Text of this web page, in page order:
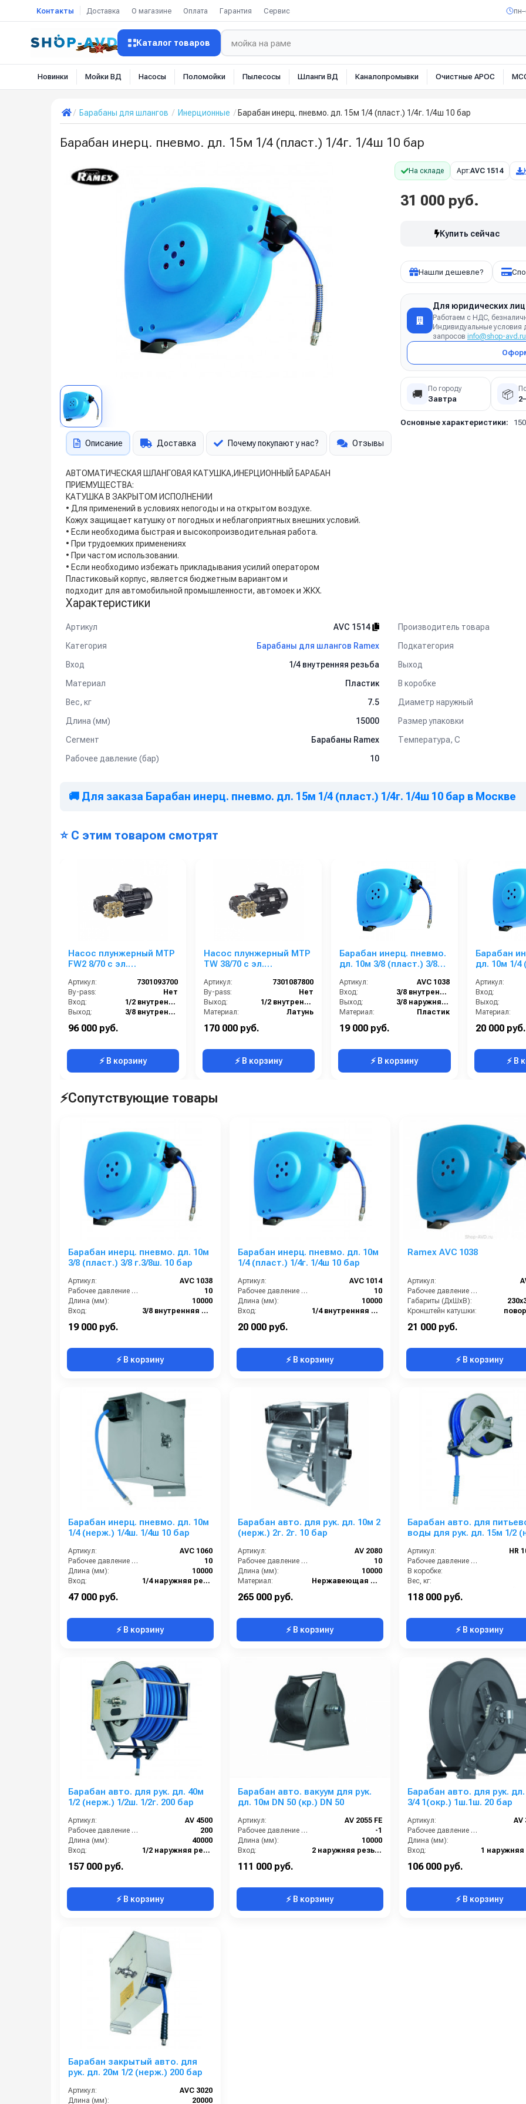
Контакты Доставка О магазине Оплата Гарантия Сервис
Каталог товаров
Новинки Мойки ВД Насосы Поломойки Пылесосы Шланги ВД Каналопромывки Очистные АРОС
Барабаны для шлангов Инерционные Барабан инерц. пневмо. дл. 15м 1/4 (пласт.) 1/4г. 1/4ш 10 бар
Барабан инерц. пневмо. дл. 15м 1/4 (пласт.) 1/4г. 1/4ш 10 бар
На складе Арт:AVC 1514
31 000 руб.
Купить сейчас
Нашли дешевле?
Для юридических лиц
Работаем с НДС,
Индивидуальные условия
запросов info@shop-avd.ru
🚚 По городу
Завтра 📦
Основные характеристики:
Описание Доставка Почему покупают у нас? Отзывы
АВТОМАТИЧЕСКАЯ ШЛАНГОВАЯ КАТУШКА,ИНЕРЦИОННЫЙ БАРАБАН
ПРИЕМУЩЕСТВА:
КАТУШКА В ЗАКРЫТОМ ИСПОЛНЕНИИ
• Для применений в условиях непогоды и на открытом воздухе.
Кожух защищает катушку от погодных и неблагоприятных внешних условий.
• Если необходима быстрая и высокопроизводительная работа.
• При трудоемких применениях
• При частом использовании.
• Если необходимо избежать прикладывания усилий оператором
Пластиковый корпус, является бюджетным вариантом и
подходит для автомобильной промышленности, автомоек и ЖКХ.
Характеристики
Артикул AVC 1514 Производитель товара
Категория
Барабаны для шлангов Ramex Подкатегория
Вход
1/4 внутренняя резьба Выход
Материал
Пластик В коробке
Вес, кг
7.5 Диаметр наружный
Длина (мм)
15000 Размер упаковки
Сегмент
Барабаны Ramex Температура, C
Рабочее давление (бар)
10
🚚 Для заказа Барабан инерц. пневмо. дл. 15м 1/4 (пласт.) 1/4г. 1/4ш 10 бар в Москве
⭐ С этим товаром смотрят
Насос плунжерный MTP
FW2 8/70 с эл.
220/380 В
Артикул:
7301093700
By-pass:
Нет
Вход:
1/2 внутренняя резьба
Выход:
3/8 внутренняя резьба
Производительность (л/мин):
96 000 руб.
⚡ В корзину
Насос плунжерный MTP
TW 38/70 с эл.
220/380 В
Артикул:
7301087800
By-pass:
Нет
Выход:
1/2 внутренняя резьба
Материал:
Латунь
Производительность (л/мин):
В коробке:
170 000 руб.
⚡ В корзину
Барабан инерц. пневмо.
дл. 10м 3/8 (пласт.) 3/8
Артикул:
AVC 1038
Вход:
3/8 внутренняя резьба
Выход:
3/8 наружняя резьба
Материал:
Пластик
Вес, кг:
19 000 руб.
⚡ В корзину
Барабан
дл. 10м 1/4
Артикул:
Вход:
Выход:
Материал:
Вес, кг:
20 000 руб.
⚡ В
⚡Сопутствующие товары
Барабан инерц. пневмо. дл. 10м
3/8 (пласт.) 3/8 г.3/8ш. 10 бар
Артикул:
AVC 1038
Рабочее давление (бар):
10
Длина (мм):
10000
Вход:
3/8 внутренняя резьба
19 000 руб.
⚡ В корзину
Барабан инерц. пневмо. дл. 10м
1/4 (пласт.) 1/4г. 1/4ш 10 бар
Артикул:
AVC 1014
Рабочее давление (бар):
10
Длина (мм):
10000
Вход:
1/4 внутренняя резьба
20 000 руб.
⚡ В корзину
Ramex AVC 1038
Артикул:
Рабочее давление (бар):
Габариты (ДхШхВ):
Кронштейн катушки:
Наличие шланга:
21 000 руб.
⚡ В корзину
Барабан инерц. пневмо. дл. 10м
1/4 (нерж.) 1/4ш. 1/4ш 10 бар
Артикул:
AVC 1060
Рабочее давление (бар):
10
Длина (мм):
10000
Вход:
1/4 наружняя резьба
47 000 руб.
⚡ В корзину
Барабан авто. для рук. дл. 10м 2
(нерж.) 2г. 2г. 10 бар
Артикул:
AV 2080
Рабочее давление (бар):
10
Длина (мм):
10000
Материал:
Нержавеющая сталь
265 000 руб.
⚡ В корзину
Барабан авто. для
воды для рук. дл. 15м 1/2
Артикул:
HR
Рабочее давление (бар):
В коробке:
Вес, кг:
118 000 руб.
⚡ В корзину
Барабан авто. для рук. дл. 40м
1/2 (нерж.) 1/2ш. 1/2г. 200 бар
Артикул:
AV 4500
Рабочее давление (бар):
200
Длина (мм):
40000
Вход:
1/2 наружняя резьба
157 000 руб.
⚡ В корзину
Барабан авто. вакуум для рук.
дл. 10м DN 50 (кр.) DN 50
Артикул:
AV 2055 FE
Рабочее давление (бар):
-1
Длина (мм):
10000
Вход:
2 наружняя резьба
111 000 руб.
⚡ В корзину
Барабан авто. для рук.
3/4 1(окр.) 1ш.1ш. 20 бар
Артикул:
AV
Рабочее давление (бар):
Длина (мм):
Вход:
106 000 руб.
⚡ В корзину
Барабан закрытый авто. для
рук. дл. 20м 1/2 (нерж.) 200 бар
Артикул:
AVC 3020
Длина (мм):
20000